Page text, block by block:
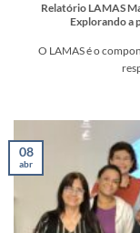
Relatório LAMAS
Explorando a
O LAMAS é o
08
abr